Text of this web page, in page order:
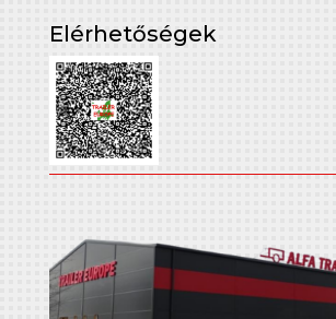
Elérhetőségek